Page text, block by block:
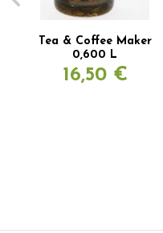
Tea & Coffee Maker
0,600 L
16,50 €